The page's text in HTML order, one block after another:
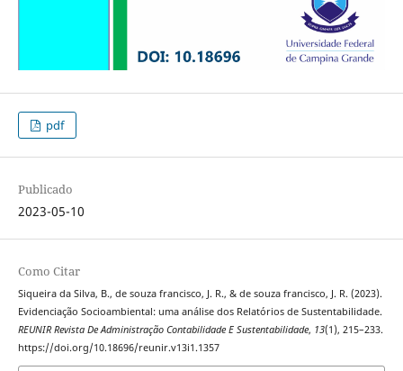
pdf
Publicado
2023-05-10
Como Citar
Siqueira da Silva, B., de souza francisco, J. R., & de souza francisco, J. R. (2023).
Evidenciação Socioambiental: uma análise dos Relatórios de Sustentabilidade.
REUNIR Revista De Administração Contabilidade E Sustentabilidade, 13(1), 215–233.
https://doi.org/10.18696/reunir.v13i1.1357